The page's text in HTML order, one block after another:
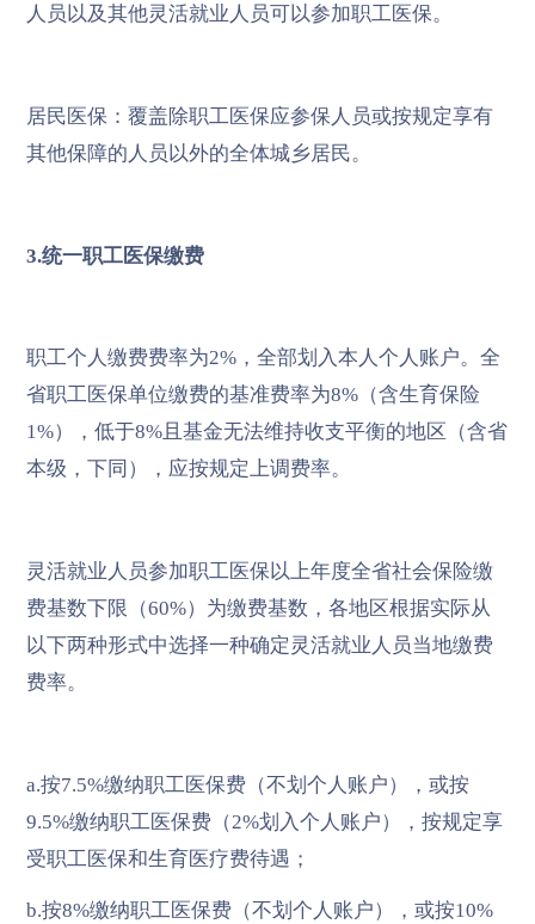
人员以及其他灵活就业人员可以参加职工医保。
居民医保：覆盖除职工医保应参保人员或按规定享有
其他保障的人员以外的全体城乡居民。
3.统一职工医保缴费
职工个人缴费费率为2%，全部划入本人个人账户。全
省职工医保单位缴费的基准费率为8%（含生育保险
1%），低于8%且基金无法维持收支平衡的地区（含省
本级，下同），应按规定上调费率。
灵活就业人员参加职工医保以上年度全省社会保险缴
费基数下限（60%）为缴费基数，各地区根据实际从
以下两种形式中选择一种确定灵活就业人员当地缴费
费率。
a.按7.5%缴纳职工医保费（不划个人账户），或按
9.5%缴纳职工医保费（2%划入个人账户），按规定享
受职工医保和生育医疗费待遇；
b.按8%缴纳职工医保费（不划个人账户），或按10%